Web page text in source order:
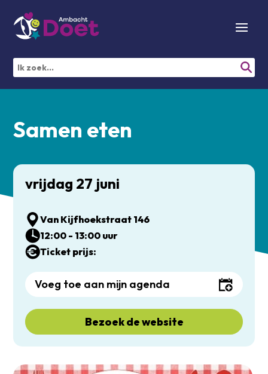
Samen eten
vrijdag 27 juni
Van Kijfhoekstraat 146
12:00 - 13:00 uur
Ticket prijs:
Voeg toe aan mijn agenda
Bezoek de website